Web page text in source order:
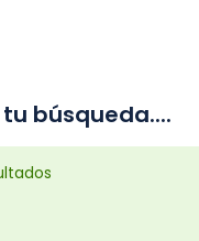
búsqueda....